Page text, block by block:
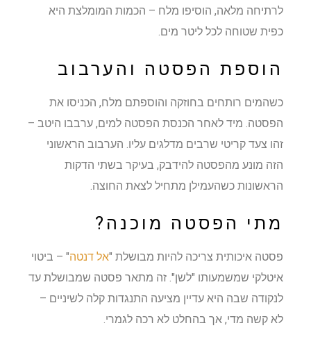
לרתיחה מלאה, הוסיפו מלח – הכמות המומלצת היא
כפית שטוחה לכל ליטר מים.
הוספת הפסטה והערבוב
כשהמים רותחים בחוזקה והוספתם מלח, הכניסו את
הפסטה. מיד לאחר הכנסת הפסטה למים, ערבבו היטב –
זהו צעד קריטי שרבים מדלגים עליו. הערבוב הראשוני
הזה מונע מהפסטה להידבק, בעיקר בשתי הדקות
הראשונות כשהעמילן מתחיל לצאת החוצה.
מתי הפסטה מוכנה?
פסטה איכותית צריכה להיות מבושלת "אל דנטה" – ביטוי
איטלקי שמשמעותו "לשן". זה מתאר פסטה שמבושלת עד
לנקודה שבה היא עדיין מציעה התנגדות קלה לשיניים –
לא קשה מדי, אך בהחלט לא רכה לגמרי.